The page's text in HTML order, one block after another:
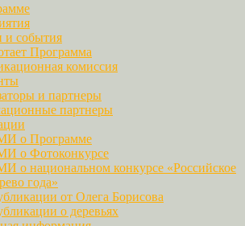
и события
Программа
комиссия
и партнеры
партнеры
о Программе
о Фотоконкурсе
о национальном конкурсе «Российское
года»
от Олега Борисова
о деревьях